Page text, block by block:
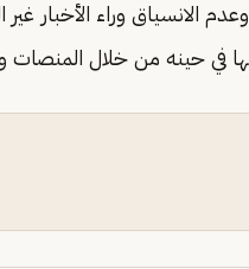
الانسياق وراء الأخبار
في حينه من خلال المنصات